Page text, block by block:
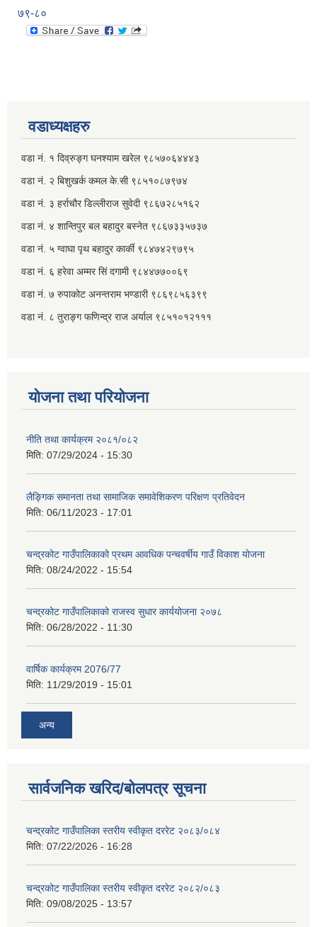
७९-८०
वडाध्यक्षहरु
वडा नं. १ दिव्रुङ्ग घनश्याम खरेल ९८५७०६४४४३
वडा नं. २ ‌‍बिशुखर्क कमल के.सी ९८५१०८७९७४
वडा नं. ३ हर्राचौर डिल्लीराज सुवेदी ९८६७२८५१६२
वडा नं. ४ शान्तिपुर बल बहादुर बस्नेत​ ९८६७३३५७३७
वडा नं. ५ ग्वाघा पृथ बहादुर कार्की ९८४७४२९७९५
वडा नं. ६ हरेवा अम्मर सिं दगामी​ ९८४४७७००६९
वडा नं. ७ ‌‍रुपाकोट अनन्तराम भण्डारी ९८६९८५६३९९
वडा नं. ८ तुराङ्ग फणिन्द्र राज अर्याल ९८५१०१२१११
योजना तथा परियोजना
नीति तथा कार्यक्रम २०८१/०८२
मिति: 07/29/2024 - 15:30
लैङ्गिक समानता तथा सामाजिक समावेशिकरण परिक्षण प्रतिवेदन
मिति: 06/11/2023 - 17:01
चन्द्रकोट गाउँपालिकाको प्रथम आवधिक पन्चवर्षीय गाउँ विकाश योजना
मिति: 08/24/2022 - 15:54
चन्द्रकोट गाउँपालिकाको राजस्व सुधार कार्ययोजना २०७८
मिति: 06/28/2022 - 11:30
वार्षिक कार्यक्रम 2076/77
मिति: 11/29/2019 - 15:01
अन्य
सार्वजनिक खरिद/बोलपत्र सूचना
चन्द्रकोट गाउँपालिका स्तरीय स्वीकृत दररेट २०८३/०८४
मिति: 07/22/2026 - 16:28
चन्द्रकोट गाउँपालिका स्तरीय स्वीकृत दररेट २०८२/०८३
मिति: 09/08/2025 - 13:57